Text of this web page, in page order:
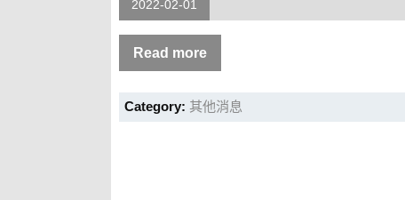
2022-02-01
Read more
Category: 其他消息